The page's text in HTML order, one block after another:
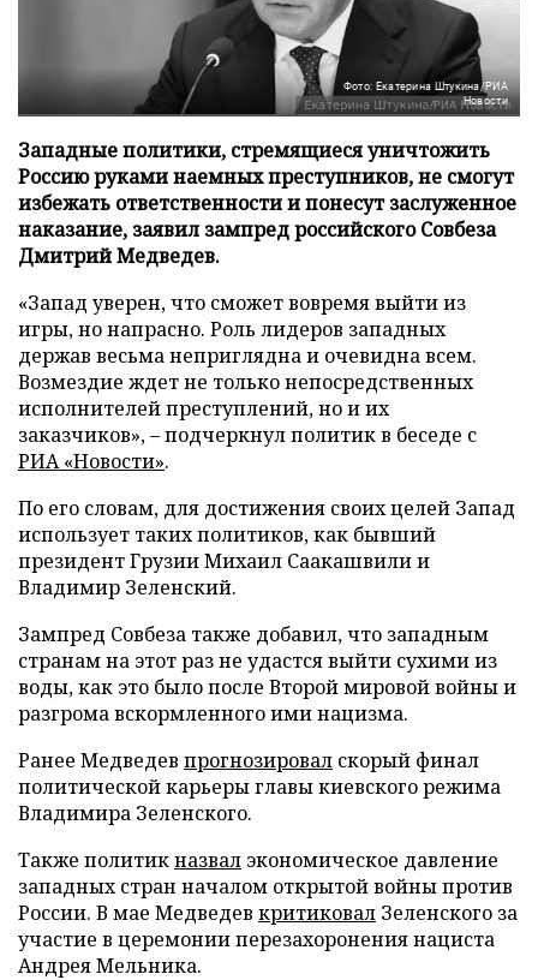
Фото: Екатерина Штукина/РИА
Новости
Западные политики, стремящиеся уничтожить
Россию руками наемных преступников, не смогут
избежать ответственности и понесут заслуженное
наказание, заявил зампред российского Совбеза
Дмитрий Медведев.
«Запад уверен, что сможет вовремя выйти из
игры, но напрасно. Роль лидеров западных
держав весьма неприглядна и очевидна всем.
Возмездие ждет не только непосредственных
исполнителей преступлений, но и их
заказчиков», – подчеркнул политик в беседе с
РИА «Новости».
По его словам, для достижения своих целей Запад
использует таких политиков, как бывший
президент Грузии Михаил Саакашвили и
Владимир Зеленский.
Зампред Совбеза также добавил, что западным
странам на этот раз не удастся выйти сухими из
воды, как это было после Второй мировой войны и
разгрома вскормленного ими нацизма.
Ранее Медведев прогнозировал скорый финал
политической карьеры главы киевского режима
Владимира Зеленского.
Также политикназвал экономическое давление
западных стран началом открытой войны против
России. В мае Медведев критиковал Зеленского за
участие в церемонии перезахоронения нациста
Андрея Мельника.